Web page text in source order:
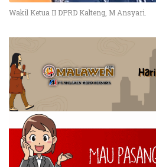
Wakil Ketua II DPRD Kalteng, M Ansyari.